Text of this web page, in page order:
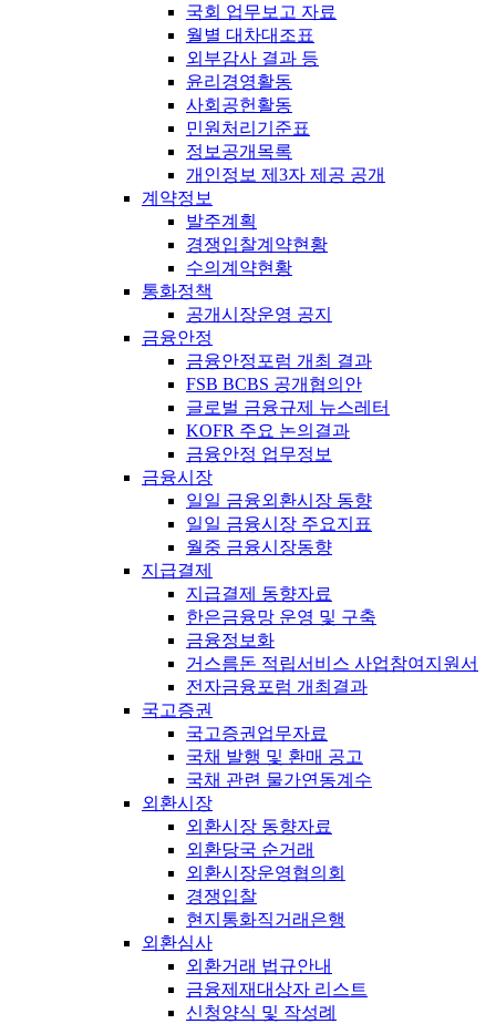
국회 업무보고 자료
월별 대차대조표
외부감사 결과 등
윤리경영활동
사회공헌활동
민원처리기준표
정보공개목록
개인정보 제3자 제공 공개
계약정보
발주계획
경쟁입찰계약현황
수의계약현황
통화정책
공개시장운영 공지
금융안정
금융안정포럼 개최 결과
FSB BCBS 공개협의안
글로벌 금융규제 뉴스레터
KOFR 주요 논의결과
금융안정 업무정보
금융시장
일일 금융외환시장 동향
일일 금융시장 주요지표
월중 금융시장동향
지급결제
지급결제 동향자료
한은금융망 운영 및 구축
금융정보화
거스름돈 적립서비스 사업참여지원서
전자금융포럼 개최결과
국고증권
국고증권업무자료
국채 발행 및 환매 공고
국채 관련 물가연동계수
외환시장
외환시장 동향자료
외환당국 순거래
외환시장운영협의회
경쟁입찰
현지통화직거래은행
외환심사
외환거래 법규안내
금융제재대상자 리스트
신청양식 및 작성례